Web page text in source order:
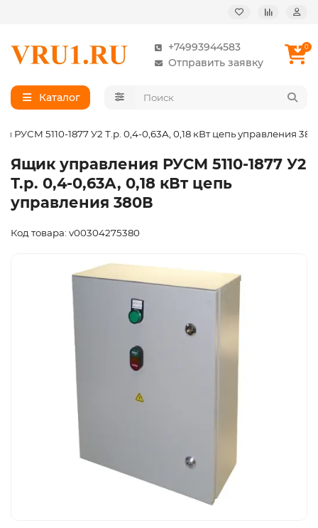
+74993944583
Отправить заявку
0
Каталог
РУСМ 5110-1877 У2 Т.р. 0,4-0,63А, 0,18 кВт цепь управления
Ящик управления РУСМ 5110-1877 У2
Т.р. 0,4-0,63А, 0,18 кВт цепь
управления 380В
Код товара: v00304275380